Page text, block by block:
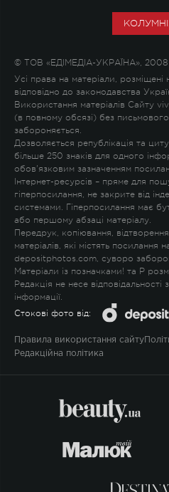
© ТОВ «ЕДІМЕДІА-УКРАЇНА»,
Усі права на матеріали,
відповідно до законодавства
Використання матеріалів Сайту
(в повному обсязі) без
забороняється.
Дозволяється републікація та
більше 250 знаків для одного
обов'язковим зазначенням
Інтернет-ресурсів – пряме для
гіперпосилання, не закрите від
системами. Гіперпосилання має
або першому абзаці матеріалу.
Передрук, копіювання,
матеріалів, які містять
depositphotos.com, суворо
Матеріали із позначками! та P
Редакція не несе відповідальності
інформації.
Стокові фото від:
Правила використання сайту
Редакційна політика